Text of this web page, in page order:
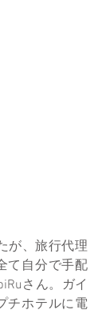
て自分で手配
さん。ガイ
チホテルに電